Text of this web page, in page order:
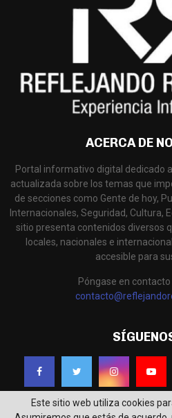
ACERCA DE
Portal informativo digital dedicado
actualizada sobre los temas que
de secciones como Gente de hoy,
Internacionales, Seguridad, Cultura,
sitio presenta contenidos diversos
locales, nacionales e
accesible para
Póngase en
Este sitio web utiliza cookies